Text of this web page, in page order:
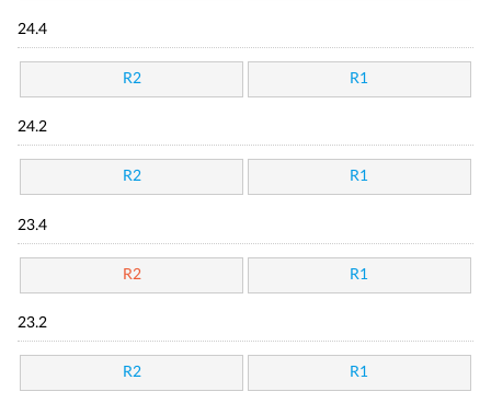
24.4
R2 R1
24.2
R2 R1
23.4
R2 R1
23.2
R2 R1